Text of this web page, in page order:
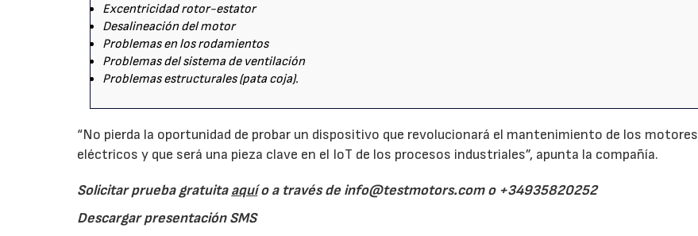
Excentricidad rotor-estator
Desalineación del motor
Problemas en los rodamientos
Problemas del sistema de ventilación
Problemas estructurales (pata coja).
“No pierda la oportunidad de probar un dispositivo que revolucionará el mantenimiento de los motores
eléctricos y que será una pieza clave en el IoT de los procesos industriales”, apunta la compañía.
Solicitar prueba gratuitaaquío a través deinfo@testmotors.como +34935820252
Descargar presentación SMS